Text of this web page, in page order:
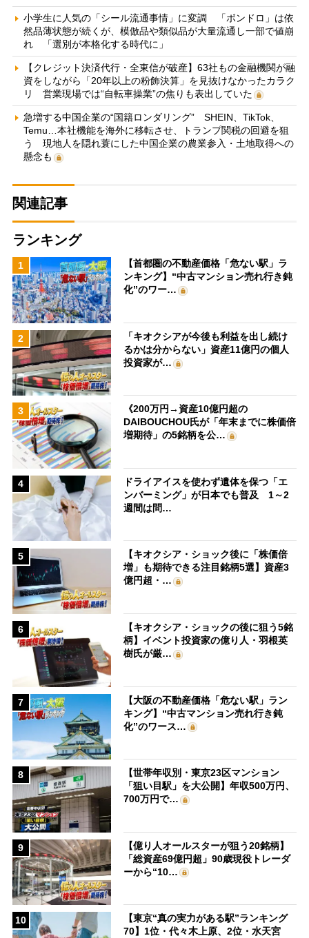
小学生に人気の「シール流通事情」に変調 「ボンドロ」は依
然品薄状態が続くが、模倣品や類似品が大量流通し一部で値崩
れ 「選別が本格化する時代に」
【クレジット決済代行・全東信が破産】63社もの金融機関が融
資をしながら「20年以上の粉飾決算」を見抜けなかったカラク
リ 営業現場では“自転車操業”の焦りも表出していた
急増する中国企業の“国籍ロンダリング” SHEIN、TikTok、
Temu…本社機能を海外に移転させ、トランプ関税の回避を狙
う 現地人を隠れ蓑にした中国企業の農業参入・土地取得への
懸念も
関連記事
ランキング
1
【首都圏の不動産価格「危ない駅」ラ
ンキング】“中古マンション売れ行き鈍
化”のワー…
2
「キオクシアが今後も利益を出し続け
るかは分からない」資産11億円の個人
投資家が…
3
《200万円→資産10億円超の
DAIBOUCHOU氏が「年末までに株価倍
増期待」の5銘柄を公…
4
ドライアイスを使わず遺体を保つ「エ
ンバーミング」が日本でも普及 1～2
週間は問…
5
【キオクシア・ショック後に「株価倍
増」も期待できる注目銘柄5選】資産3
億円超・…
6
【キオクシア・ショックの後に狙う5銘
柄】イベント投資家の億り人・羽根英
樹氏が厳…
7
【大阪の不動産価格「危ない駅」ラン
キング】“中古マンション売れ行き鈍
化”のワース…
8
【世帯年収別・東京23区マンション
「狙い目駅」を大公開】年収500万円、
700万円で…
9
【億り人オールスターが狙う20銘柄】
「総資産69億円超」90歳現役トレーダ
ーから“10…
10
【東京“真の実力がある駅”ランキング
70】1位・代々木上原、2位・水天宮